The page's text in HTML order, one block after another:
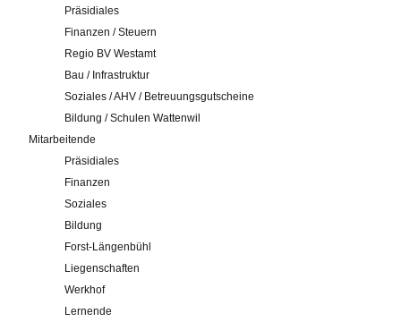
Präsidiales
Finanzen / Steuern
Regio BV Westamt
Bau / Infrastruktur
Soziales / AHV / Betreuungsgutscheine
Bildung / Schulen Wattenwil
Mitarbeitende
Präsidiales
Finanzen
Soziales
Bildung
Forst-Längenbühl
Liegenschaften
Werkhof
Lernende